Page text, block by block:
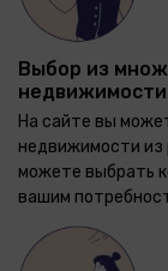
Выбор из
недвижимости
На сайте вы
недвижимости из
можете выбрать
вашим